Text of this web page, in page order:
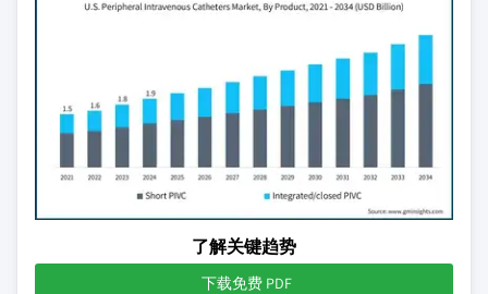
了解关键趋势
下载免费 PDF